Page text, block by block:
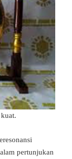
pertunjukan